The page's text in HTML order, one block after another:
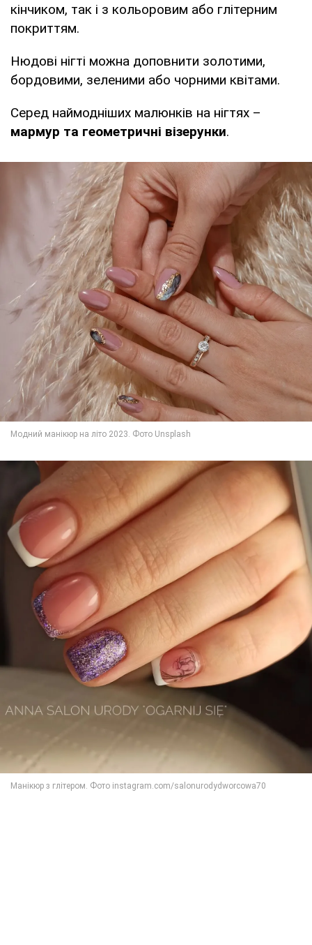
кінчиком, так і з кольоровим або глітерним
покриттям.
Нюдові нігті можна доповнити золотими,
бордовими, зеленими або чорними квітами.
Серед наймодніших малюнків на нігтях –
мармур та геометричні візерунки.